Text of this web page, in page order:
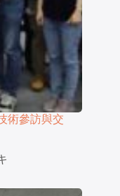
術參訪與交